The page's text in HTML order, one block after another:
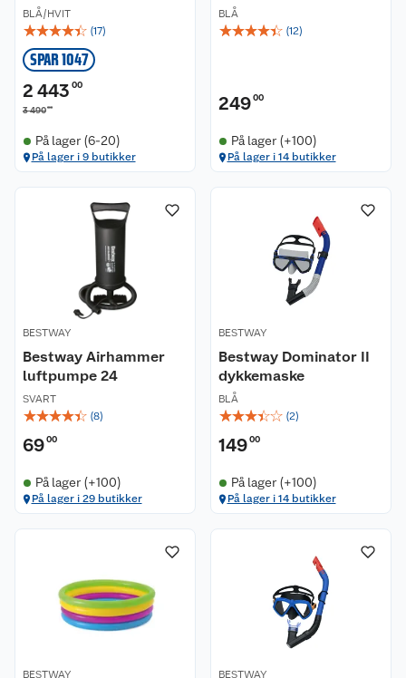
BLÅ/HVIT
☆☆☆☆☆ (17)
SPAR 1047
2 443 00
3 49000
På lager (6-20)
På lager i 9 butikker
BLÅ
☆☆☆☆☆ (12)
24900
På lager (+100)
På lager i 14 butikker
BESTWAY
Bestway Airhammer
luftpumpe 24
SVART
☆☆☆☆☆ (8)
6900
På lager (+100)
På lager i 29 butikker
BESTWAY
Bestway Dominator II
dykkemaske
BLÅ
☆☆☆☆☆ (2)
14900
På lager (+100)
På lager i 14 butikker
BESTWAY BESTWAY